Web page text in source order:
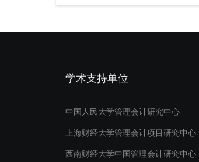
学术支持单位
中国人民大学管理会计研究中心
上海财经大学管理会计项目研究中心
西南财经大学中国管理会计研究中心